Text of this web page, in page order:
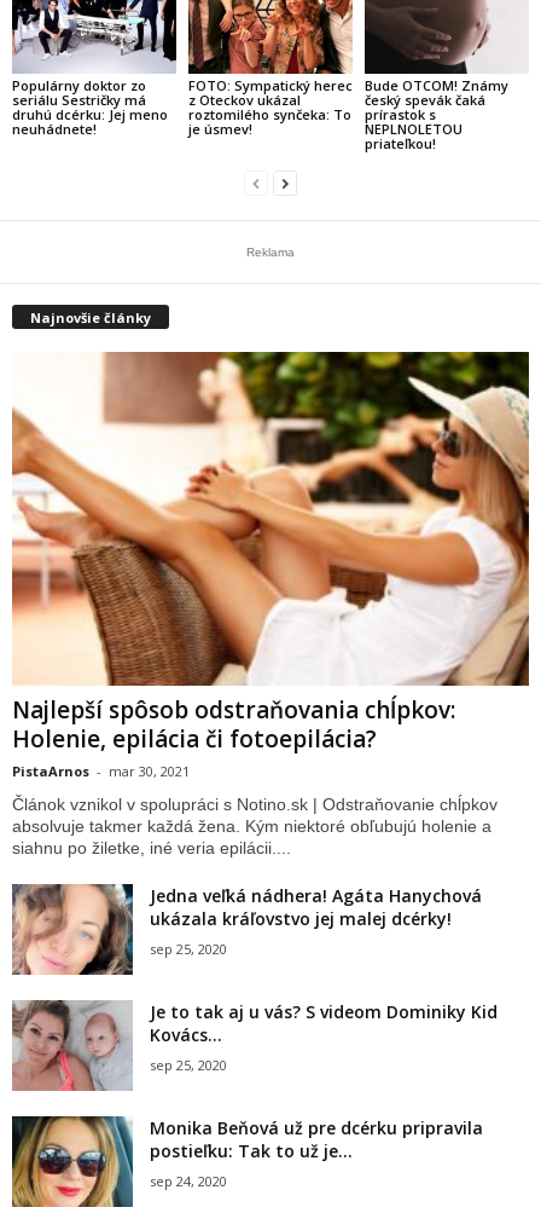
Populárny doktor zo
seriálu Sestričky má
druhú dcérku: Jej meno
neuhádnete!
FOTO: Sympatický herec
z Oteckov ukázal
roztomilého synčeka: To
je úsmev!
Bude OTCOM! Známy
český spevák čaká
prírastok s
NEPLNOLETOU
priateľkou!
Reklama
Najnovšie články
Najlepší spôsob odstraňovania chĺpkov:
Holenie, epilácia či fotoepilácia?
PistaArnos - mar 30, 2021
Článok vznikol v spolupráci s Notino.sk | Odstraňovanie chĺpkov
absolvuje takmer každá žena. Kým niektoré obľubujú holenie a
siahnu po žiletke, iné veria epilácii....
Jedna veľká nádhera! Agáta Hanychová
ukázala kráľovstvo jej malej dcérky!
sep 25, 2020
Je to tak aj u vás? S videom Dominiky Kid
Kovács...
sep 25, 2020
Monika Beňová už pre dcérku pripravila
postieľku: Tak to už je...
sep 24, 2020